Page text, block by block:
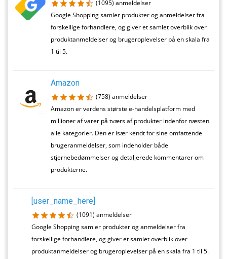
(1095) anmeldelser
Google Shopping samler produkter og anmeldelser fra
forskellige forhandlere, og giver et samlet overblik over
produktanmeldelser og brugeroplevelser på en skala fra
1 til 5.
Amazon
(758) anmeldelser
Amazon er verdens største e-handelsplatform med
millioner af varer på tværs af produkter indenfor næsten
alle kategorier. Den er især kendt for sine omfattende
brugeranmeldelser, som indeholder både
stjernebedømmelser og detaljerede kommentarer om
produkterne.
[user_name_here]
(1091)anmeldelser
Google Shopping samler produkter og anmeldelser fra
forskellige forhandlere, og giver et samlet overblik over
produktanmeldelser og brugeroplevelser på en skala fra 1 til 5.